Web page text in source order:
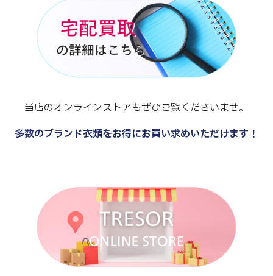
当店のオンラインストアもぜひご覧くださいませ。
多数のブランド衣類をお得にお買い求めいただけます！